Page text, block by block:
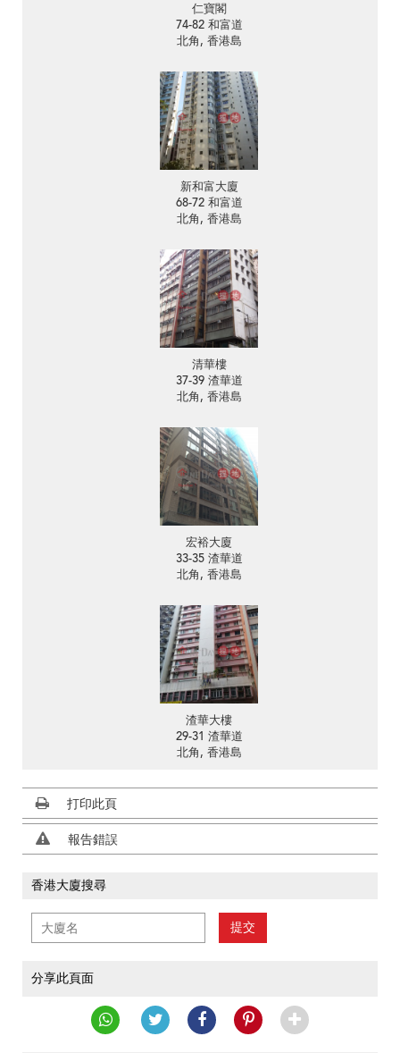
仁寶閣
74-82 和富道
北角, 香港島
新和富大廈
68-72 和富道
北角, 香港島
清華樓
37-39 渣華道
北角, 香港島
宏裕大廈
33-35 渣華道
北角, 香港島
渣華大樓
29-31 渣華道
北角, 香港島
打印此頁
報告錯誤
香港大廈搜尋
提交
分享此頁面